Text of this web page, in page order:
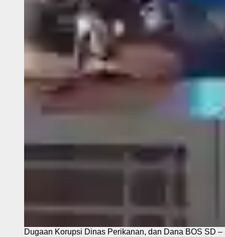
Dugaan Korupsi Dinas Perikanan, dan Dana BOS SD